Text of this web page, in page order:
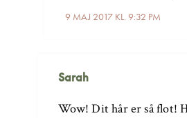
9 MAJ 2017 KL. 9:32 PM
Sarah
Wow! Dit hår er så flot!